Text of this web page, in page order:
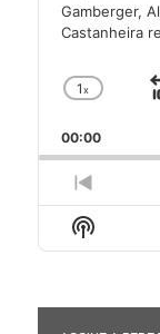
Gamberger,
Castanheira
Rate
1x
00:00
Previous
Show
Podcast